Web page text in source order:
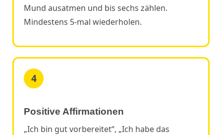
Mund ausatmen und bis sechs zählen.
Mindestens 5-mal wiederholen.
4
Positive Affirmationen
„Ich bin gut vorbereitet“, „Ich habe das